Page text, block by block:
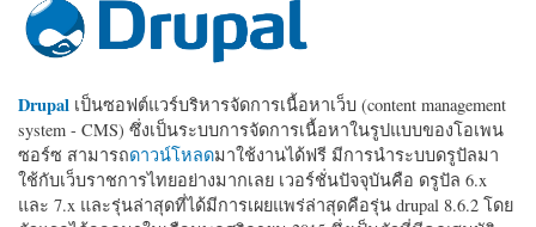
Drupal เป็นซอฟต์แวร์บริหารจัดการเนื้อหาเว็บ (content management
system - CMS) ซึ่งเป็นระบบการจัดการเนื้อหาในรูปแบบของโอเพน
ซอร์ซ สามารถดาวน์โหลดมาใช้งานได้ฟรี มีการนำระบบดรูปัลมา
ใช้กับเว็บราชการไทยอย่างมากเลย เวอร์ชั่นปัจจุบันคือ ดรูปัล 6.x
และ 7.x และรุ่นล่าสุดที่ได้มีการเผยแพร่ล่าสุดคือรุ่น drupal 8.6.2 โดย